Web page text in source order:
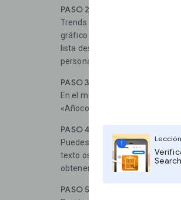
1
Lección
Search
PASO 2
Trends Explore le mostrará
gráfico de series de tiempo,
lista desplegable de posibles
personalizado» para ver las
PASO 3
En el menú desplegable de
«Añocompleto». A
PASO 4
Puedes reducir aún más el
texto oseleccionándolas en la
obtener datospormenorizados
PASO 5